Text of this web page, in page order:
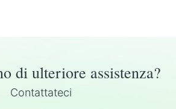
di ulteriore assistenza?
Contattateci